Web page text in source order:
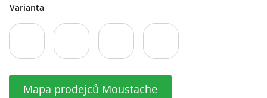
Varianta
Mapa prodejců Moustache